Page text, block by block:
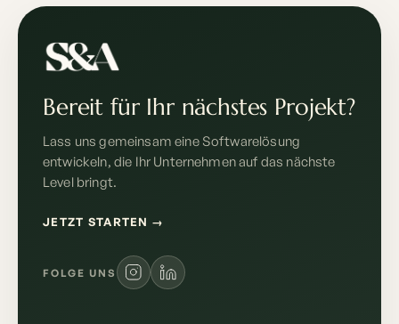
Bereit für Ihr nächstes Projekt?
Lass uns gemeinsam eine Softwarelösung
entwickeln, die Ihr Unternehmen auf das nächste
Level bringt.
JETZT STARTEN →
FOLGE UNS